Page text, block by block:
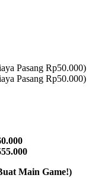
Pasang Rp50.000)
Pasang Rp50.000)
Main Game!)